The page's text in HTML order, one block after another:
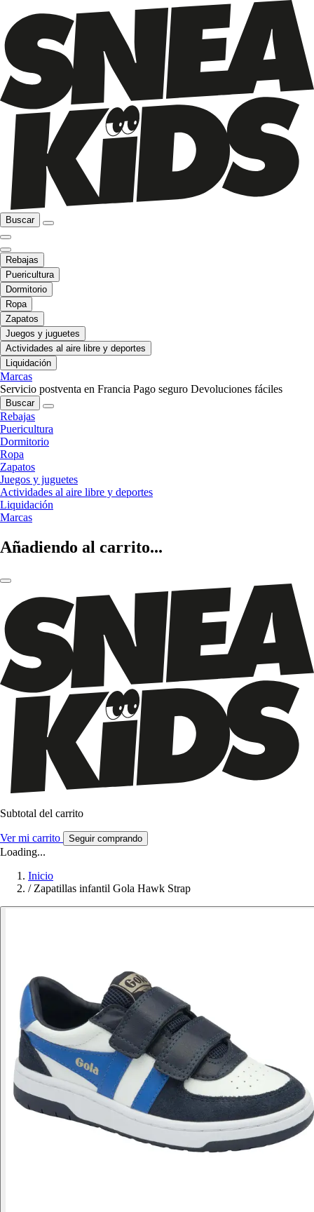
Buscar
Rebajas
Puericultura
Dormitorio
Ropa
Zapatos
Juegos y juguetes
Actividades al aire libre y deportes
Liquidación
Marcas
Servicio postventa en Francia Pago seguro Devoluciones fáciles
Buscar
Rebajas
Puericultura
Dormitorio
Ropa
Zapatos
Juegos y juguetes
Actividades al aire libre y deportes
Liquidación
Marcas
Añadiendo al carrito...
Subtotal del carrito
Ver mi carrito Seguir comprando
Loading...
Inicio
/ Zapatillas infantil Gola Hawk Strap